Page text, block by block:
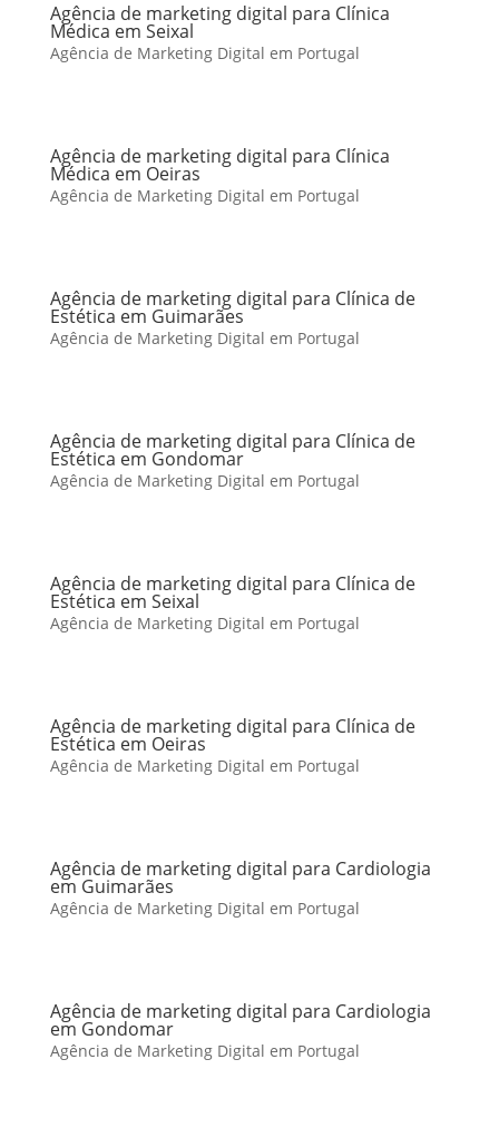
Agência de marketing digital para Clínica
Médica em Seixal
Agência de Marketing Digital em Portugal
Agência de marketing digital para Clínica
Médica em Oeiras
Agência de Marketing Digital em Portugal
Agência de marketing digital para Clínica de
Estética em Guimarães
Agência de Marketing Digital em Portugal
Agência de marketing digital para Clínica de
Estética em Gondomar
Agência de Marketing Digital em Portugal
Agência de marketing digital para Clínica de
Estética em Seixal
Agência de Marketing Digital em Portugal
Agência de marketing digital para Clínica de
Estética em Oeiras
Agência de Marketing Digital em Portugal
Agência de marketing digital para Cardiologia
em Guimarães
Agência de Marketing Digital em Portugal
Agência de marketing digital para Cardiologia
em Gondomar
Agência de Marketing Digital em Portugal